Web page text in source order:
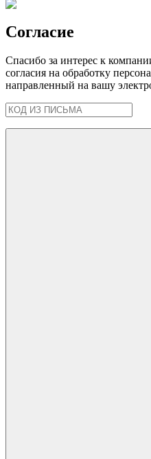
Согласие
Спасибо за интерес к
согласия на обработку
направленный на вашу